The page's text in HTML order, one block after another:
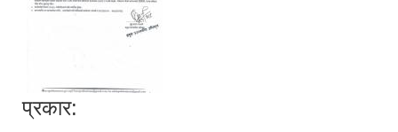
प्रकार: